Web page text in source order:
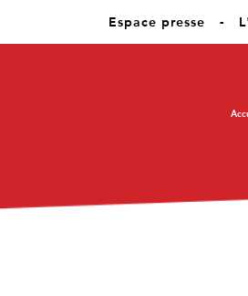
Espace presse -